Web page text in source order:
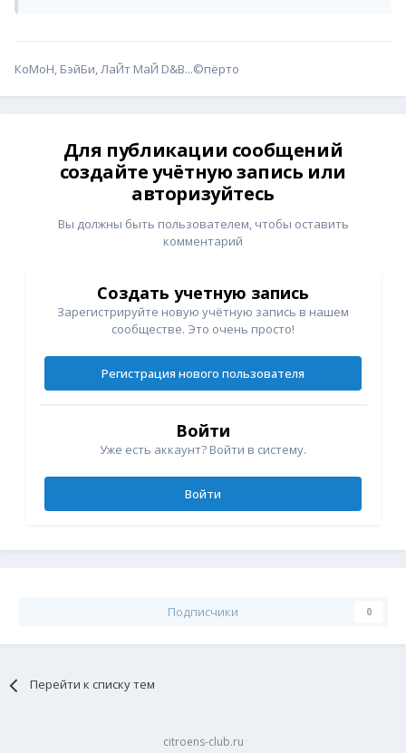
КоМоН, БэйБи, ЛаЙт МаЙ D&B...©пёрто
Для публикации сообщений
создайте учётную запись или
авторизуйтесь
Вы должны быть пользователем, чтобы оставить
комментарий
Создать учетную запись
Зарегистрируйте новую учётную запись в нашем
сообществе. Это очень просто!
Регистрация нового пользователя
Войти
Уже есть аккаунт? Войти в систему.
Войти
Подписчики 0
Перейти к списку тем
citroens-club.ru